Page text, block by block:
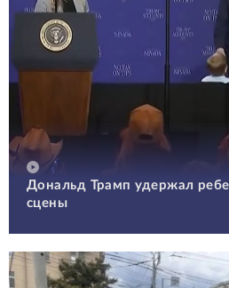
Дональд Трамп удержал
сцены